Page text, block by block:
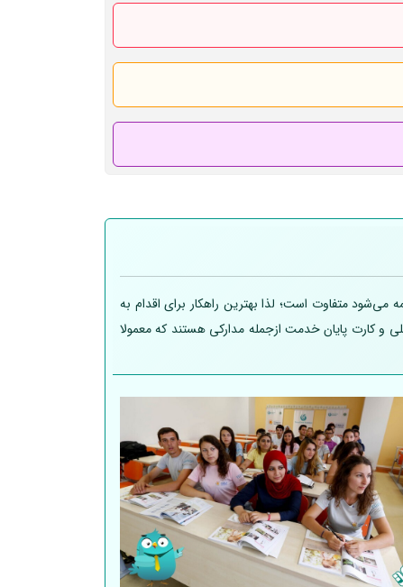
متفاوت است؛ لذا بهترین راهکار برای اقدام به
و کارت پایان خدمت ازجمله مدارکی هستند که معمولا